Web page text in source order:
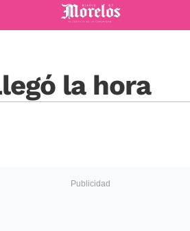
Diario de Morelos
la hora